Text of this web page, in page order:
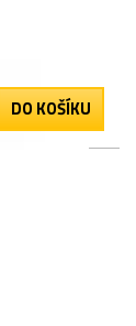
DO KOŠÍKU